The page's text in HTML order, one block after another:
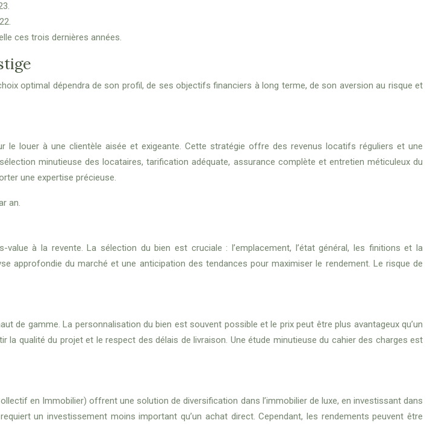
ces trois dernières années.
optimal dépendra de son profil, de ses objectifs financiers à long terme, de son aversion au risque et
louer à une clientèle aisée et exigeante. Cette stratégie offre des revenus locatifs réguliers et une
minutieuse des locataires, tarification adéquate, assurance complète et entretien méticuleux du
une expertise précieuse.
an.
à la revente. La sélection du bien est cruciale : l’emplacement, l’état général, les finitions et la
approfondie du marché et une anticipation des tendances pour maximiser le rendement. Le risque de
de gamme. La personnalisation du bien est souvent possible et le prix peut être plus avantageux qu’un
qualité du projet et le respect des délais de livraison. Une étude minutieuse du cahier des charges est
en Immobilier) offrent une solution de diversification dans l’immobilier de luxe, en investissant dans
un investissement moins important qu’un achat direct. Cependant, les rendements peuvent être